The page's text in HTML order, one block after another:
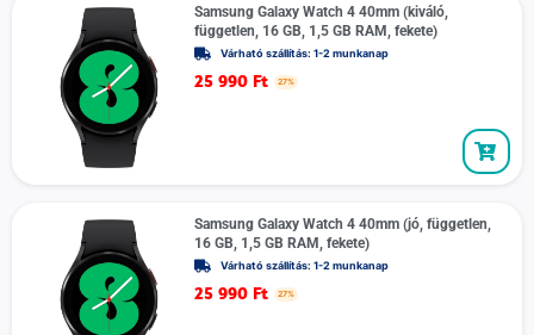
Samsung Galaxy Watch 4 40mm (kiváló,
független, 16 GB, 1,5 GB RAM, fekete)
Várható szállítás: 1-2 munkanap
25 990 Ft 27%
Samsung Galaxy Watch 4 40mm (jó, független,
16 GB, 1,5 GB RAM, fekete)
Várható szállítás: 1-2 munkanap
25 990 Ft 27%